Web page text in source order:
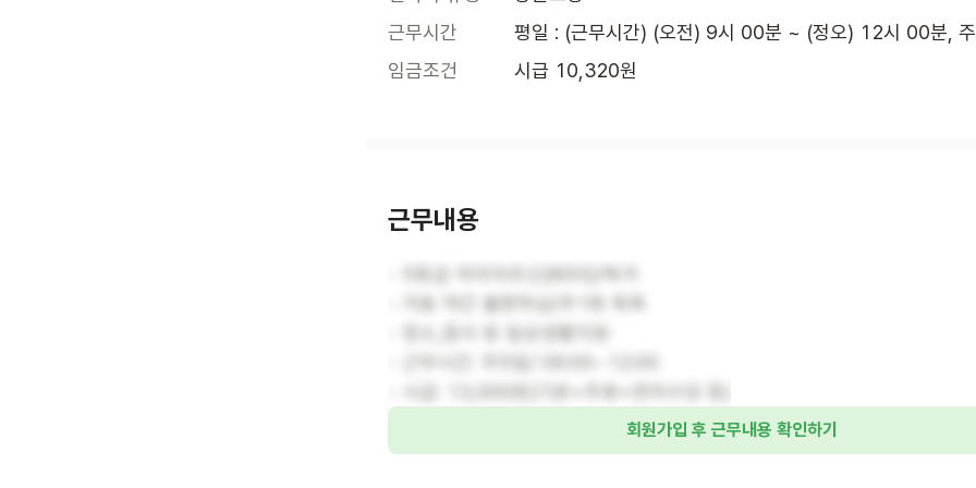
근무시간
평일 : (근무시간) (오전) 9시 00분 ~ (정오) 12시 00분,
임금조건
시급 10,320원
근무내용
회원가입 후 근무내용 확인하기